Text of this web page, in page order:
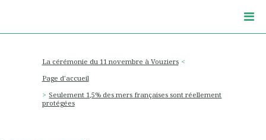
La cérémonie du 11 novembre à Vouziers
Page d'accueil
Seulement 1,5% des mers françaises sont réellement
protégées